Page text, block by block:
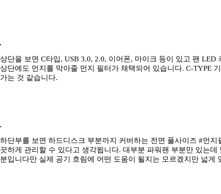
상단을 보면 C타입, USB 3.0, 2.0, 이어폰, 마이크 등이 있고 팬
상단에도 먼지를 막아줄 먼지 필터가 채택되어 있습니다. C-TYPE
가는 것 같습니다.
하단부를 보면 하드디스크 부분까지 커버하는 전면 풀사이즈 #먼
끗하게 관리할 수 있다고 생각됩니다. 대부분 파워팬 부분만 있는
분입니다만 실제 공기 흐림에 어떤 도움이 될지는 모르겠지만 넓게